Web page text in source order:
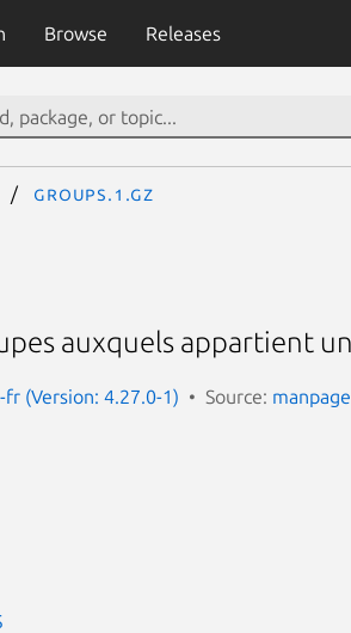
Browse Releases
groups.1.gz
auxquels appartient
fr (Version: 4.27.0-1) Source: